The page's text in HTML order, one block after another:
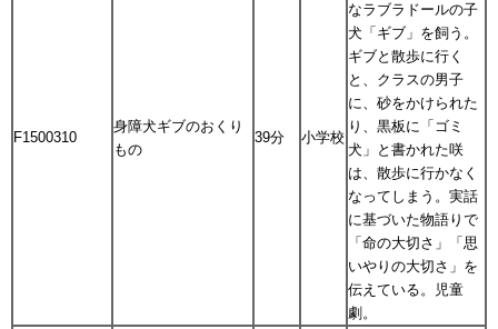
F1500310
身障犬ギブのおくり
もの
39分 小学校
なラブラドールの子
犬「ギブ」を飼う。
ギブと散歩に行く
と、クラスの男子
に、砂をかけられた
り、黒板に「ゴミ
犬」と書かれた咲
は、散歩に行かなく
なってしまう。実話
に基づいた物語りで
「命の大切さ」「思
いやりの大切さ」を
伝えている。児童
劇。